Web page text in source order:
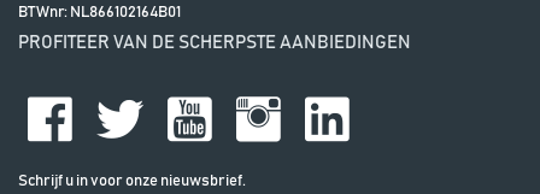
BTWnr: NL866102164B01
PROFITEER VAN DE SCHERPSTE AANBIEDINGEN
Schrijf u in voor onze nieuwsbrief.